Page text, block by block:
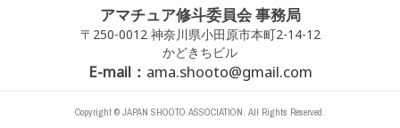
アマチュア修斗委員会 事務局
〒250-0012 神奈川県小田原市本町2-14-12
かどきちビル
E-mail： ama.shooto@gmail.com
Copyright © JAPAN SHOOTO ASSOCIATION. All Rights Reserved.